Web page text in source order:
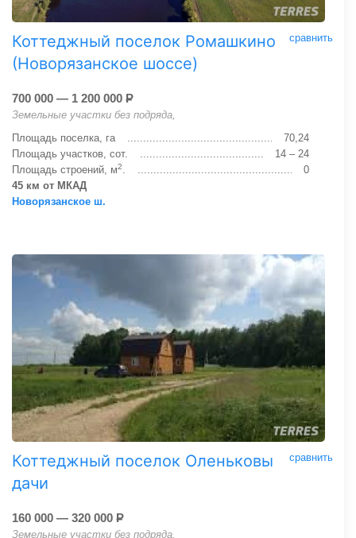
сравнить
Коттеджный поселок Ромашкино
(Новорязанское шоссе)
700 000 — 1 200 000 Р
Земельные участки без подряда,
Площадь поселка, га
70,24
Площадь участков, сот.
14 – 24
Площадь строений, м2.
0
45 км от МКАД
Новорязанское ш.
сравнить
Коттеджный поселок Оленьковы
дачи
160 000 — 320 000 Р
Земельные участки без подряда,